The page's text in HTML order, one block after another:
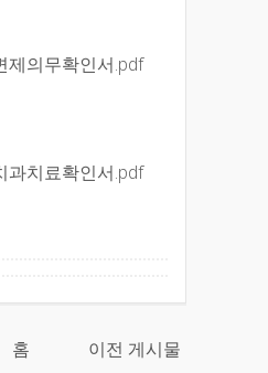
제의무확인서.pdf
과치료확인서.pdf
이전 게시물
홈